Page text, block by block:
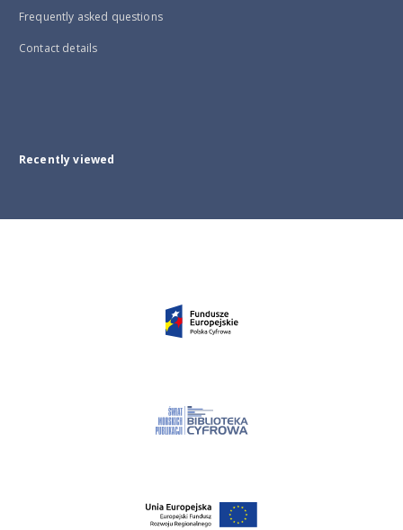
Frequently asked questions
Contact details
Recently viewed